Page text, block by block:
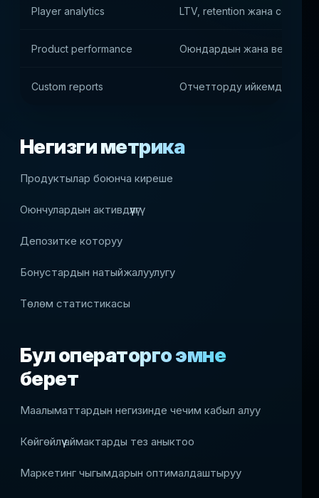
Player analytics LTV, retention жана
Product performance Оюндардын жана
Custom reports Отчетторду ийкемдүү
Негизги метрика
Продуктылар боюнча киреше
Оюнчулардын активдүүлүгү
Депозитке которуу
Бонустардын натыйжалуулугу
Төлөм статистикасы
Бул операторго эмне
берет
Маалыматтардын негизинде чечим кабыл алуу
Көйгөйлүү аймактарды тез аныктоо
Маркетинг чыгымдарын оптималдаштыруу